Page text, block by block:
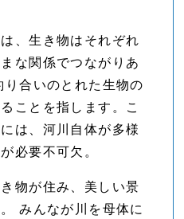
、生き物はそれぞれ
な関係でつながりあ
合いのとれた生物の
ことを指します。こ
は、河川自体が多様
必要不可欠。
物が住み、美しい景
みんなが川を母体に